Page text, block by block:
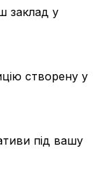
заклад у
створену у
під вашу